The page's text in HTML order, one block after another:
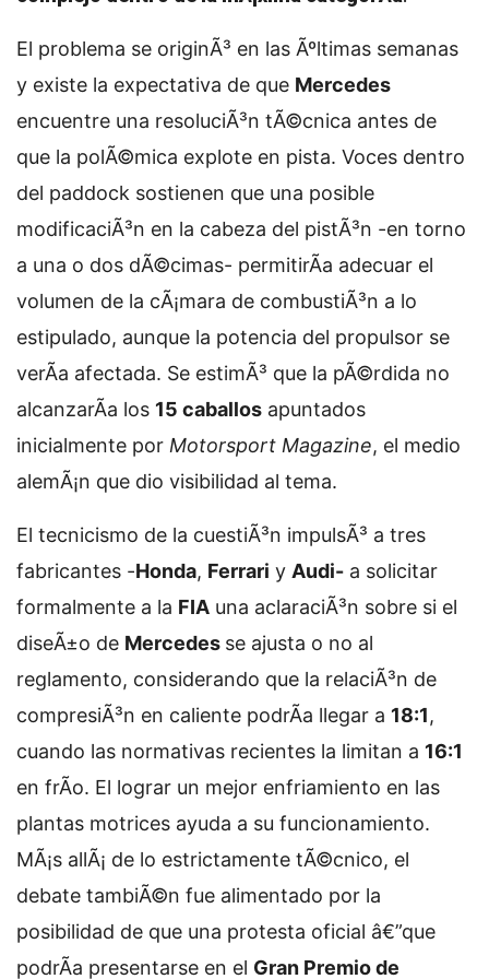
El problema se originÃ³ en las Ãºltimas semanas
y existe la expectativa de que Mercedes
encuentre una resoluciÃ³n tÃ©cnica antes de
que la polÃ©mica explote en pista. Voces dentro
del paddock sostienen que una posible
modificaciÃ³n en la cabeza del pistÃ³n -en torno
a una o dos dÃ©cimas- permitirÃ­a adecuar el
volumen de la cÃ¡mara de combustiÃ³n a lo
estipulado, aunque la potencia del propulsor se
verÃ­a afectada. Se estimÃ³ que la pÃ©rdida no
alcanzarÃ­a los 15 caballos apuntados
inicialmente por Motorsport Magazine, el medio
alemÃ¡n que dio visibilidad al tema.
El tecnicismo de la cuestiÃ³n impulsÃ³ a tres
fabricantes -Honda, Ferrari y Audi- a solicitar
formalmente a la FIA una aclaraciÃ³n sobre si el
diseÃ±o de Mercedes se ajusta o no al
reglamento, considerando que la relaciÃ³n de
compresiÃ³n en caliente podrÃ­a llegar a 18:1,
cuando las normativas recientes la limitan a 16:1
en frÃ­o. El lograr un mejor enfriamiento en las
plantas motrices ayuda a su funcionamiento.
MÃ¡s allÃ¡ de lo estrictamente tÃ©cnico, el
debate tambiÃ©n fue alimentado por la
posibilidad de que una protesta oficial â€”que
podrÃ­a presentarse en el Gran Premio de